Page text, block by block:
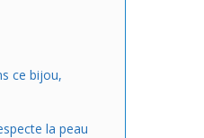
ce bijou,
la peau